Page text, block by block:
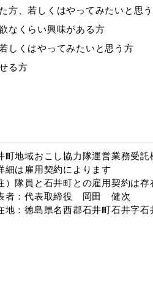
方、若しくはやってみたいと思
なくらい興味がある方
しくはやってみたいと思う方
る方
町地域おこし協力隊運営業務受
細は雇用契約によります
）隊員と石井町との雇用契約は
者：代表取締役 岡田 健次
地：徳島県名西郡石井町石井字石